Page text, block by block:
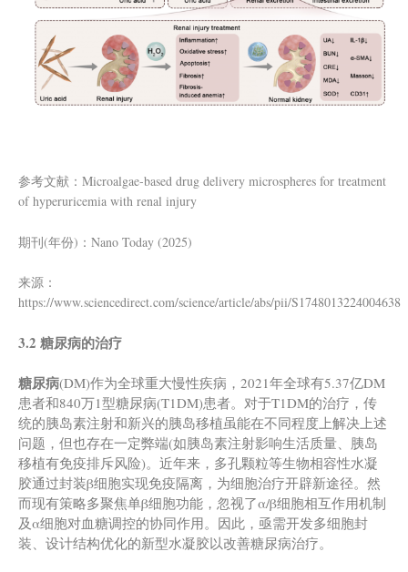
参考文献：Microalgae-based drug delivery microspheres for treatment
of hyperuricemia with renal injury
期刊(年份)：Nano Today (2025)
来源：
https://www.sciencedirect.com/science/article/abs/pii/S1748013224004638
3.2 糖尿病的治疗
糖尿病(DM)作为全球重大慢性疾病，2021年全球有5.37亿DM
患者和840万1型糖尿病(T1DM)患者。对于T1DM的治疗，传
统的胰岛素注射和新兴的胰岛移植虽能在不同程度上解决上述
问题，但也存在一定弊端(如胰岛素注射影响生活质量、胰岛
移植有免疫排斥风险)。近年来，多孔颗粒等生物相容性水凝
胶通过封装β细胞实现免疫隔离，为细胞治疗开辟新途径。然
而现有策略多聚焦单β细胞功能，忽视了α/β细胞相互作用机制
及α细胞对血糖调控的协同作用。因此，亟需开发多细胞封
装、设计结构优化的新型水凝胶以改善糖尿病治疗。